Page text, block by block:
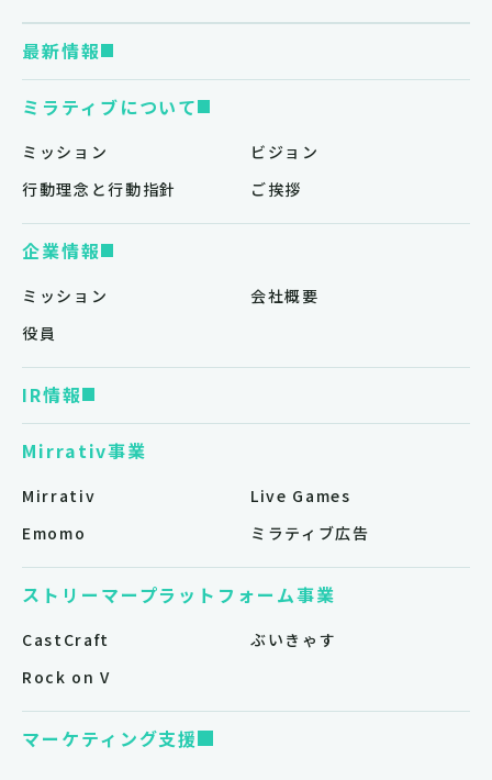
最新情報
ミラティブについて
ミッション
ビジョン
行動理念と行動指針
ご挨拶
企業情報
ミッション
会社概要
役員
IR情報
Mirrativ事業
Mirrativ
Live Games
Emomo
ミラティブ広告
ストリーマープラットフォーム事業
CastCraft
ぶいきゃす
Rock on V
マーケティング支援